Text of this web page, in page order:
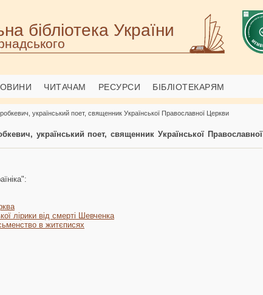
бібліотека України
ЧИТАЧАМ РЕСУРСИ БІБЛІОТЕКАРЯМ
український поет, священник Української Православної Церкви
український поет, священник Української Православної
лірики від смерті Шевченка
в житєписях